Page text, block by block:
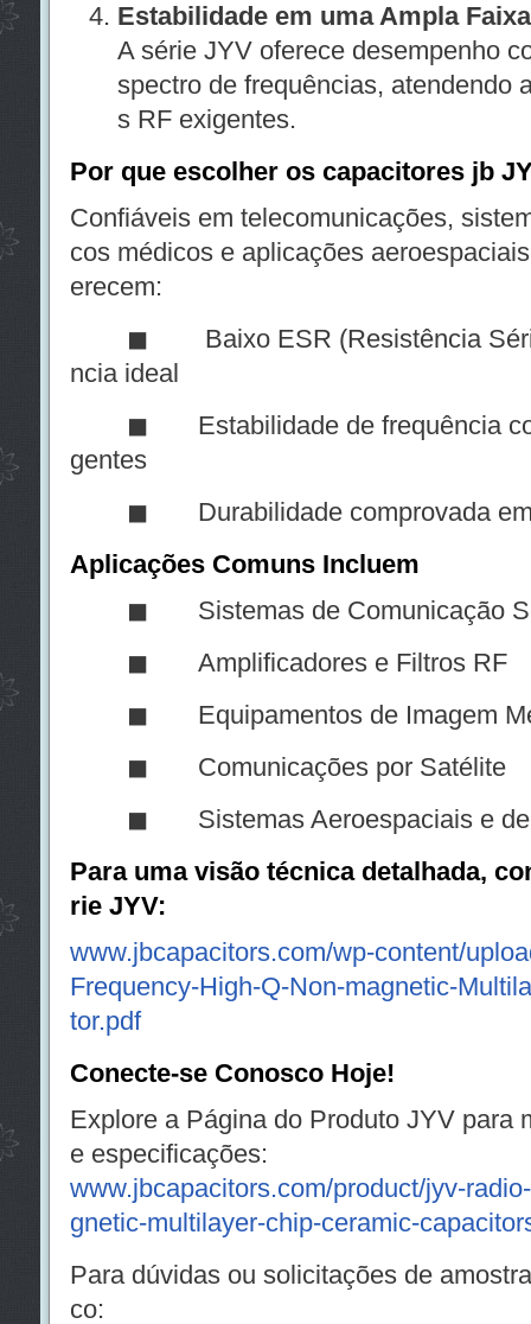
Estabilidade em uma Ampla
A série JYV oferece desempenho
spectro de frequências, atendendo
s RF exigentes.
Por que escolher os capacitores jb
Confiáveis em telecomunicações,
cos médicos e aplicações
erecem:
◼ Baixo ESR (Resistência Série
ncia ideal
◼ Estabilidade de frequência
gentes
◼ Durabilidade comprovada em
Aplicações Comuns Incluem
◼ Sistemas de Comunicação
◼ Amplificadores e Filtros RF
◼ Equipamentos de Imagem
◼ Comunicações por Satélite
◼ Sistemas Aeroespaciais e de
Para uma visão técnica detalhada,
rie JYV:
www.jbcapacitors.com/wp-content/
Frequency-High-Q-Non-magnetic-
tor.pdf
Conecte-se Conosco Hoje!
Explore a Página do Produto JYV para
e especificações:
www.jbcapacitors.com/product/jyv-
gnetic-multilayer-chip-ceramic-
Para dúvidas ou solicitações de
co: